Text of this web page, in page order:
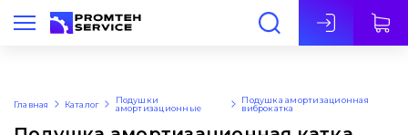
Рус
Главная Каталог
Подушки
амортизационные
Подушка амортизационная
виброкатка